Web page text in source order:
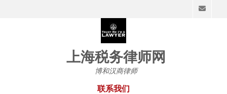
上海税务律师网
博和汉商律师
联系我们